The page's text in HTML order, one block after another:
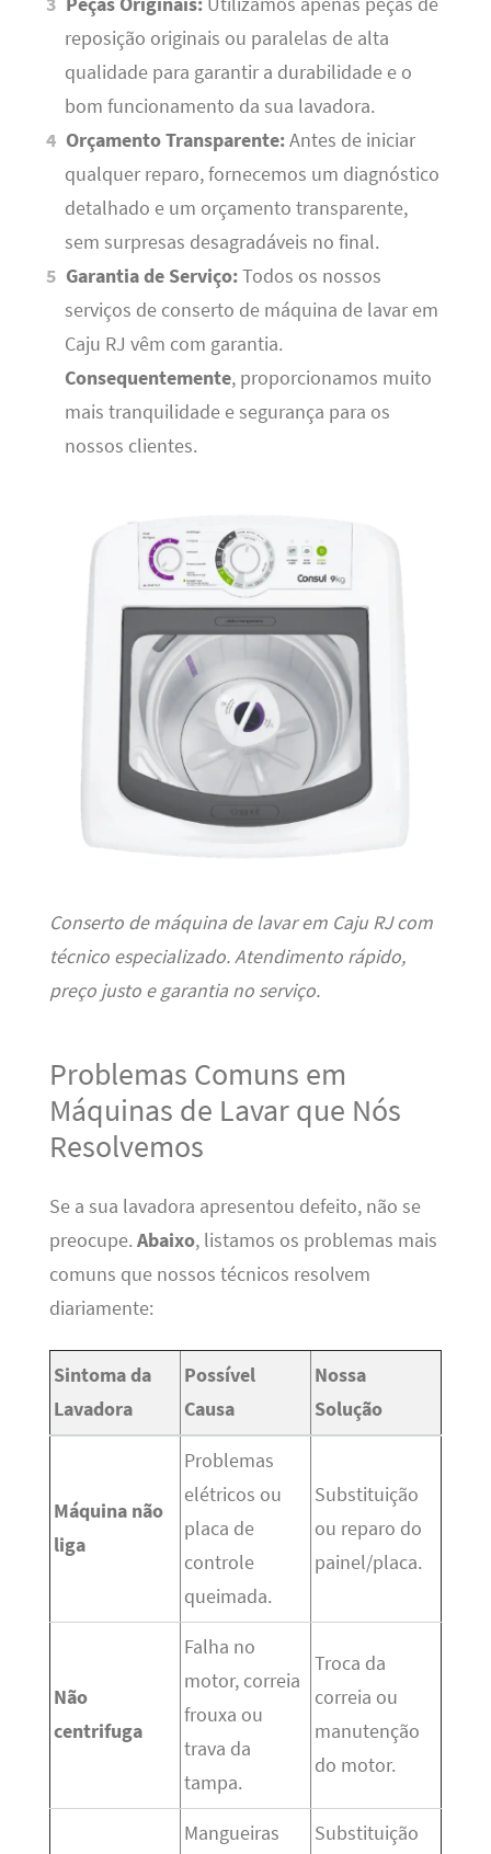
Peças Originais: Utilizamos apenas peças de
reposição originais ou paralelas de alta
qualidade para garantir a durabilidade e o
bom funcionamento da sua lavadora.
Orçamento Transparente:Antes de iniciar
qualquer reparo, fornecemos um diagnóstico
detalhado e um orçamento transparente,
sem surpresas desagradáveis no final.
Garantia de Serviço:Todos os nossos
serviços de conserto de máquina de lavar em
Caju RJ vêm com garantia.
Consequentemente, proporcionamos muito
mais tranquilidade e segurança para os
nossos clientes.
Conserto de máquina de lavar em Caju RJ com
técnico especializado. Atendimento rápido,
preço justo e garantia no serviço.
Problemas Comuns em
Máquinas de Lavar que Nós
Resolvemos
Se a sua lavadora apresentou defeito, não se
preocupe. Abaixo, listamos os problemas mais
comuns que nossos técnicos resolvem
diariamente:
Sintoma da
Lavadora
Possível
Causa
Nossa
Solução
Máquina não
liga
Problemas
elétricos ou
placa de
controle
queimada.
Substituição
ou reparo do
painel/placa.
Não
centrifuga
Falha no
motor, correia
frouxa ou
trava da
tampa.
Troca da
correia ou
manutenção
do motor.
Mangueiras
Substituição